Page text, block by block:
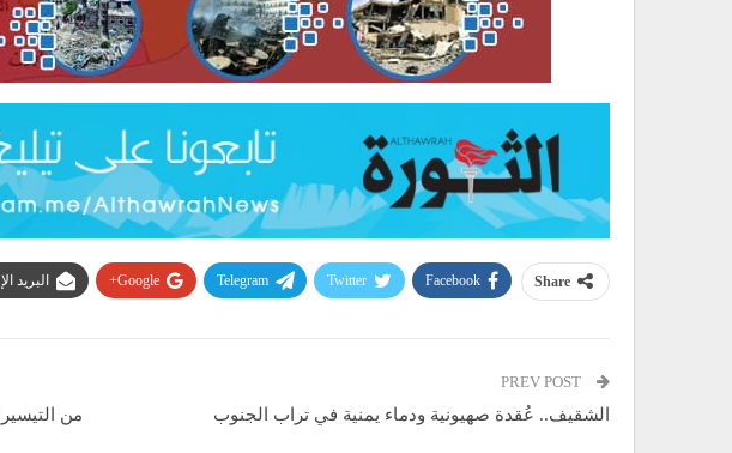
Share
Facebook
Twitter
Telegram
Google+ البريد
الشقيف.. عُقدة صهيونية ودماء يمنية في تراب الجنوب
من